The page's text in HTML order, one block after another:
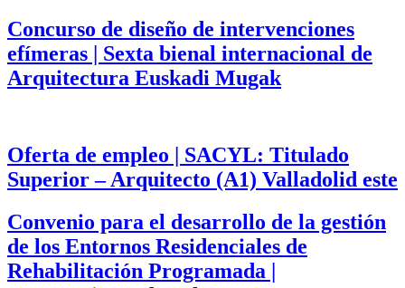
Concurso de diseño de intervenciones
efímeras | Sexta bienal internacional de
Arquitectura Euskadi Mugak
Oferta de empleo | SACYL: Titulado
Superior – Arquitecto (A1) Valladolid este
Convenio para el desarrollo de la gestión
de los Entornos Residenciales de
Rehabilitación Programada |